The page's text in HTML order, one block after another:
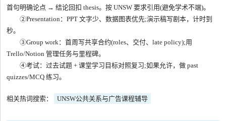
首句明确论点 → 结论回扣 thesis。按 UNSW 要求引用(避免学术不端)。
②Presentation：PPT 文字少、数据图表优先;演示稿写剧本，计时到
秒。
③Group work：首周写共享合约(roles、交付、late policy);用
Trello/Notion 管理任务与里程碑。
④考试：过去试题 + 课堂学习目标对照复习;如果允许，做 past
quizzes/MCQ 练习。
相关热词搜索： UNSW公共关系与广告课程辅导